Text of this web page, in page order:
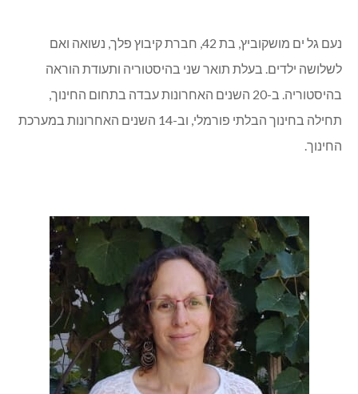
נעם גל ים מושקוביץ, בת 42, חברת קיבוץ פלך, נשואה ואם
לשלושה ילדים. בעלת תואר שני בהיסטוריה ותעודת הוראה